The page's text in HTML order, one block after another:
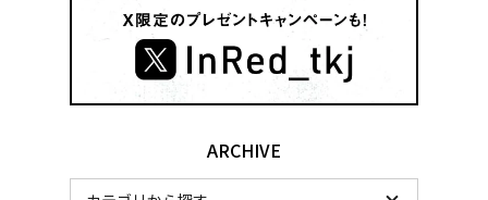
ARCHIVE